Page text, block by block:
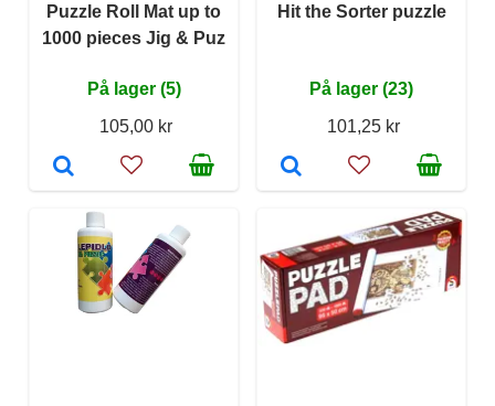
Puzzle Roll Mat up to
1000 pieces Jig & Puz
På lager (5)
105,00 kr
Hit the Sorter puzzle
På lager (23)
101,25 kr